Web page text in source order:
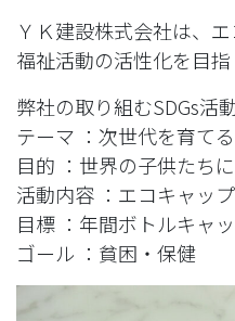
ＹＫ建設株式会社は、
福祉活動の活性化を目指
弊社の取り組むSDGs活
テーマ ：次世代を育てる
目的 ：世界の子供たち
活動内容 ：エコキャッ
目標 ：年間ボトルキャ
ゴール ：貧困・保健